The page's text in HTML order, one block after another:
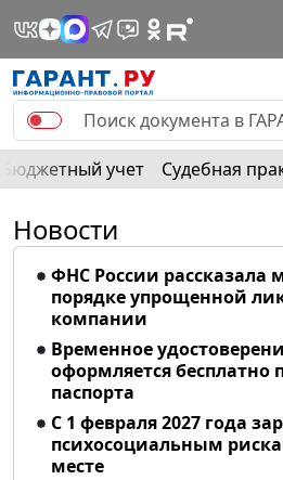
Бюджетный учет Судебная
Новости
ФНС России рассказала
порядке упрощенной
компании
Временное
оформляется бесплатно
паспорта
С 1 февраля 2027 года
психосоциальным
месте